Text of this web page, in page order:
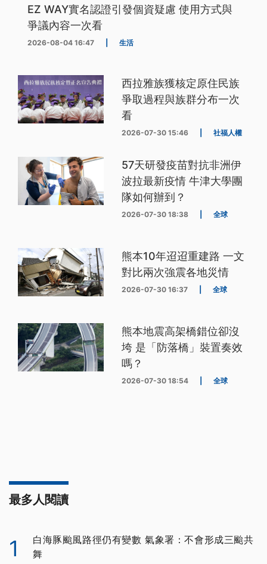
EZ WAY實名認證引發個資疑慮 使用方式與
爭議內容一次看
2026-08-04 16:47 生活
西拉雅族獲核定原住民族
爭取過程與族群分布一次
看
2026-07-30 15:46 社福人權
57天研發疫苗對抗非洲伊
波拉最新疫情 牛津大學團
隊如何辦到？
2026-07-30 18:38 全球
熊本10年迢迢重建路 一文
對比兩次強震各地災情
2026-07-30 16:37 全球
熊本地震高架橋錯位卻沒
垮 是「防落橋」裝置奏效
嗎？
2026-07-30 18:54 全球
最多人閱讀
1
白海豚颱風路徑仍有變數 氣象署：不會形成三颱共
舞